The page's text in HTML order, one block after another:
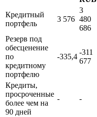
Кредитный
портфель
3 576
3
480
686
Резерв под
обесценение
по
кредитному
портфелю
-335,4
-311
677
Кредиты,
просроченные
более чем на
90 дней
- -